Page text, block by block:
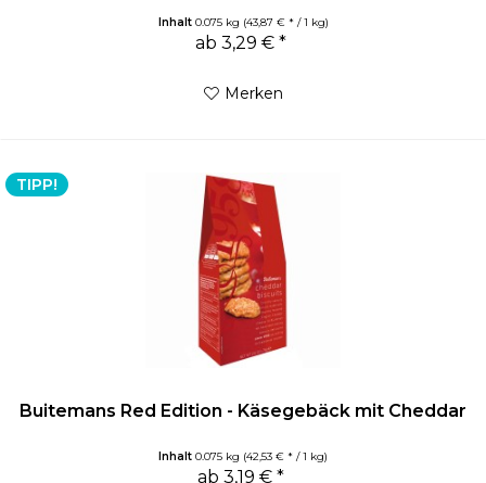
Inhalt 0.075 kg (43,87 € * / 1 kg)
ab 3,29 € *
Merken
TIPP!
Buitemans Red Edition - Käsegebäck mit Cheddar
Inhalt0.075 kg (42,53 € * / 1 kg)
ab 3,19 € *